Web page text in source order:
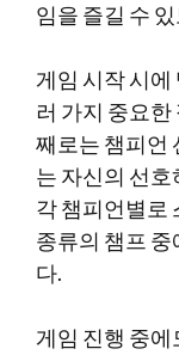
임을 즐길 수
게임 시작 시에
러 가지 중요
째로는 챔피언
는 자신의 선
각 챔피언별로
종류의 챔프
다.
게임 진행 중